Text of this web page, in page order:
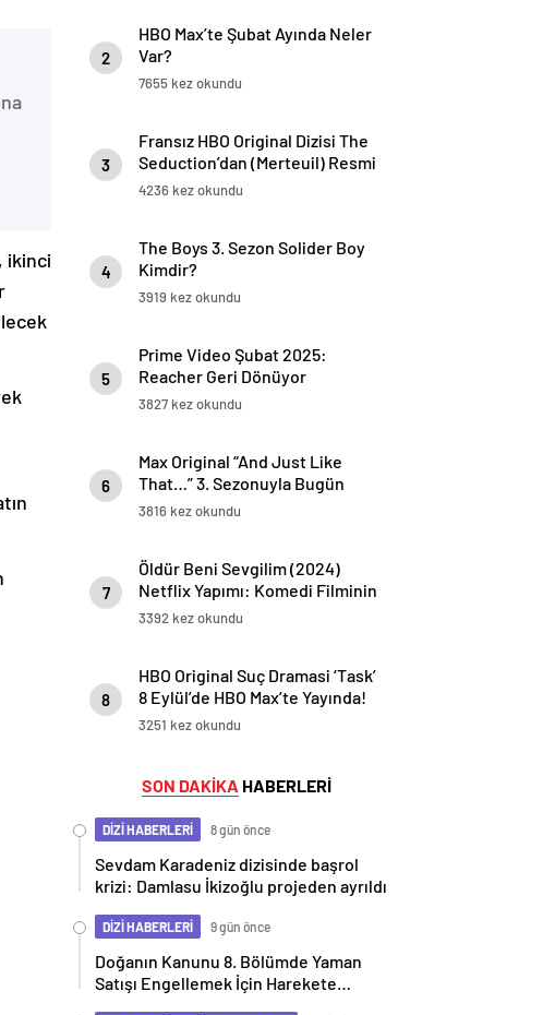
ikinci
2
HBO Max’te Şubat Ayında Neler
Var?
7655 kez okundu
3
Fransız HBO Original Dizisi The
Seduction’dan (Merteuil) Resmi
Fragman ve Afiş Yayınlandı!
4236 kez okundu
4
The Boys 3. Sezon Solider Boy
Kimdir?
3919 kez okundu
5
Prime Video Şubat 2025:
Reacher Geri Dönüyor
3827 kez okundu
6
Max Original “And Just Like
That…” 3. Sezonuyla Bugün
Max’te Yayında!
3816 kez okundu
7
Öldür Beni Sevgilim (2024)
Netflix Yapımı: Komedi Filminin
Detaylı İncelemesi ve
3392 kez okundu
8
HBO Original Suç Dramasi ‘Task’
8 Eylül’de HBO Max’te Yayında!
3251 kez okundu
SON DAKİKA HABERLERİ
DİZİ HABERLERİ 8 gün önce
Sevdam Karadeniz dizisinde başrol
krizi: Damlasu İkizoğlu projeden ayrıldı
DİZİ HABERLERİ 9 gün önce
Doğanın Kanunu 8. Bölümde Yaman
Satışı Engellemek İçin Harekete